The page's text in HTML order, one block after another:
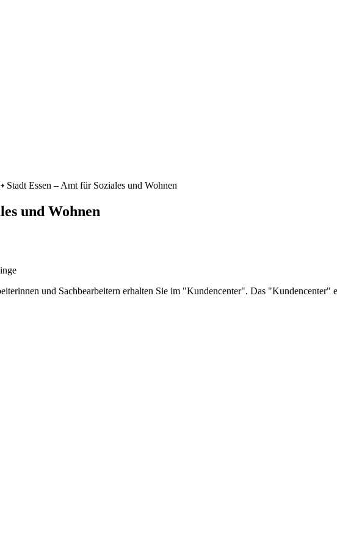
Stadt Essen – Amt für Soziales und Wohnen
und Wohnen
und Sachbearbeitern erhalten Sie im "Kundencenter". Das